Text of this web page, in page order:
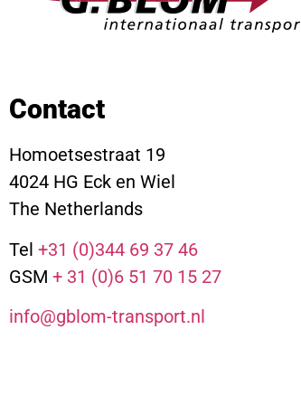
Contact
Homoetsestraat 19
4024 HG Eck en Wiel
The Netherlands
Tel +31 (0)344 69 37 46
GSM + 31 (0)6 51 70 15 27
info@gblom-transport.nl